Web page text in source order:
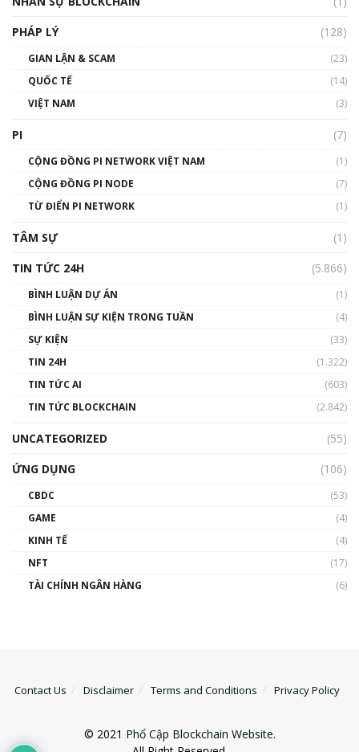
01:32:59
gió ấm
Talkshow 14: MemeCoin – Trò đùa tỷ đô
01:29:26
PHÁP LÝ
(128)
GIAN LẬN & SCAM
(23)
QUỐC TẾ
(14)
VIỆT NAM
(3)
PI (7)
CỘNG ĐỒNG PI NETWORK VIỆT NAM
(1)
CỘNG ĐỒNG PI NODE
(7)
TỪ ĐIỂN PI NETWORK
(1)
TÂM SỰ
(1)
TIN TỨC 24H
(5.866)
BÌNH LUẬN DỰ ÁN
(1)
BÌNH LUẬN SỰ KIỆN TRONG TUẦN
(4)
SỰ KIỆN
(33)
TIN 24H
(1.322)
TIN TỨC AI
(603)
TIN TỨC BLOCKCHAIN
(2.842)
UNCATEGORIZED
(55)
ỨNG DỤNG
(106)
CBDC
(53)
GAME
(4)
KINH TẾ
(4)
NFT
(17)
TÀI CHÍNH NGÂN HÀNG
(6)
Contact Us Disclaimer Terms and Conditions Privacy Policy
© 2021 Phổ Cập Blockchain Website.